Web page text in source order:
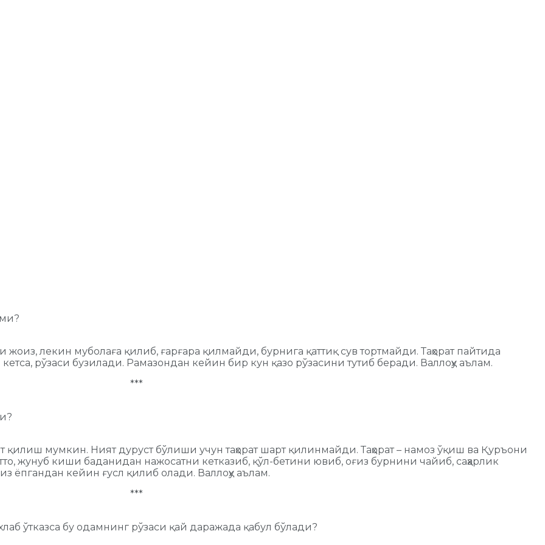
лекин муболаға қилиб, ғарғара қилмайди, бурнига қаттиқ сув тортмайди. Таҳорат пайтида
рўзаси бузилади. Рамазондан кейин бир кун қазо рўзасини тутиб беради. Валлоҳу аълам.
***
қилиш мумкин. Ният дуруст бўлиши учун таҳорат шарт қилинмайди. Таҳорат – намоз ўқиш ва Қуръони
жунуб киши баданидан нажосатни кетказиб, қўл-бетини ювиб, оғиз бурнини чайиб, саҳарлик
кейин ғусл қилиб олади. Валлоҳу аълам.
***
ўтказса бу одамнинг рўзаси қай даражада қабул бўлади?